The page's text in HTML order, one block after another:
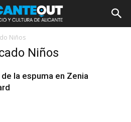
Niños
Niños
la espuma en Zenia